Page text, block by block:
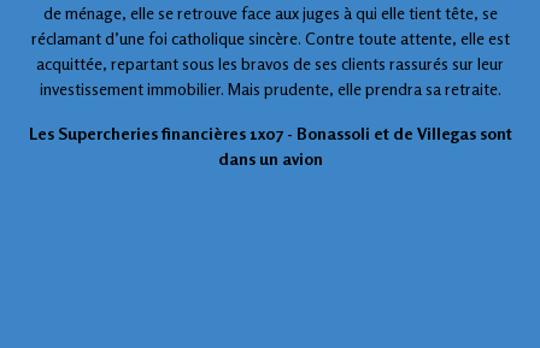
de ménage, elle se retrouve face aux juges à qui elle tient tête, se
réclamant d’une foi catholique sincère. Contre toute attente, elle est
acquittée, repartant sous les bravos de ses clients rassurés sur leur
investissement immobilier. Mais prudente, elle prendra sa retraite.
Les Supercheries financières 1x07 - Bonassoli et de Villegas sont
dans un avion